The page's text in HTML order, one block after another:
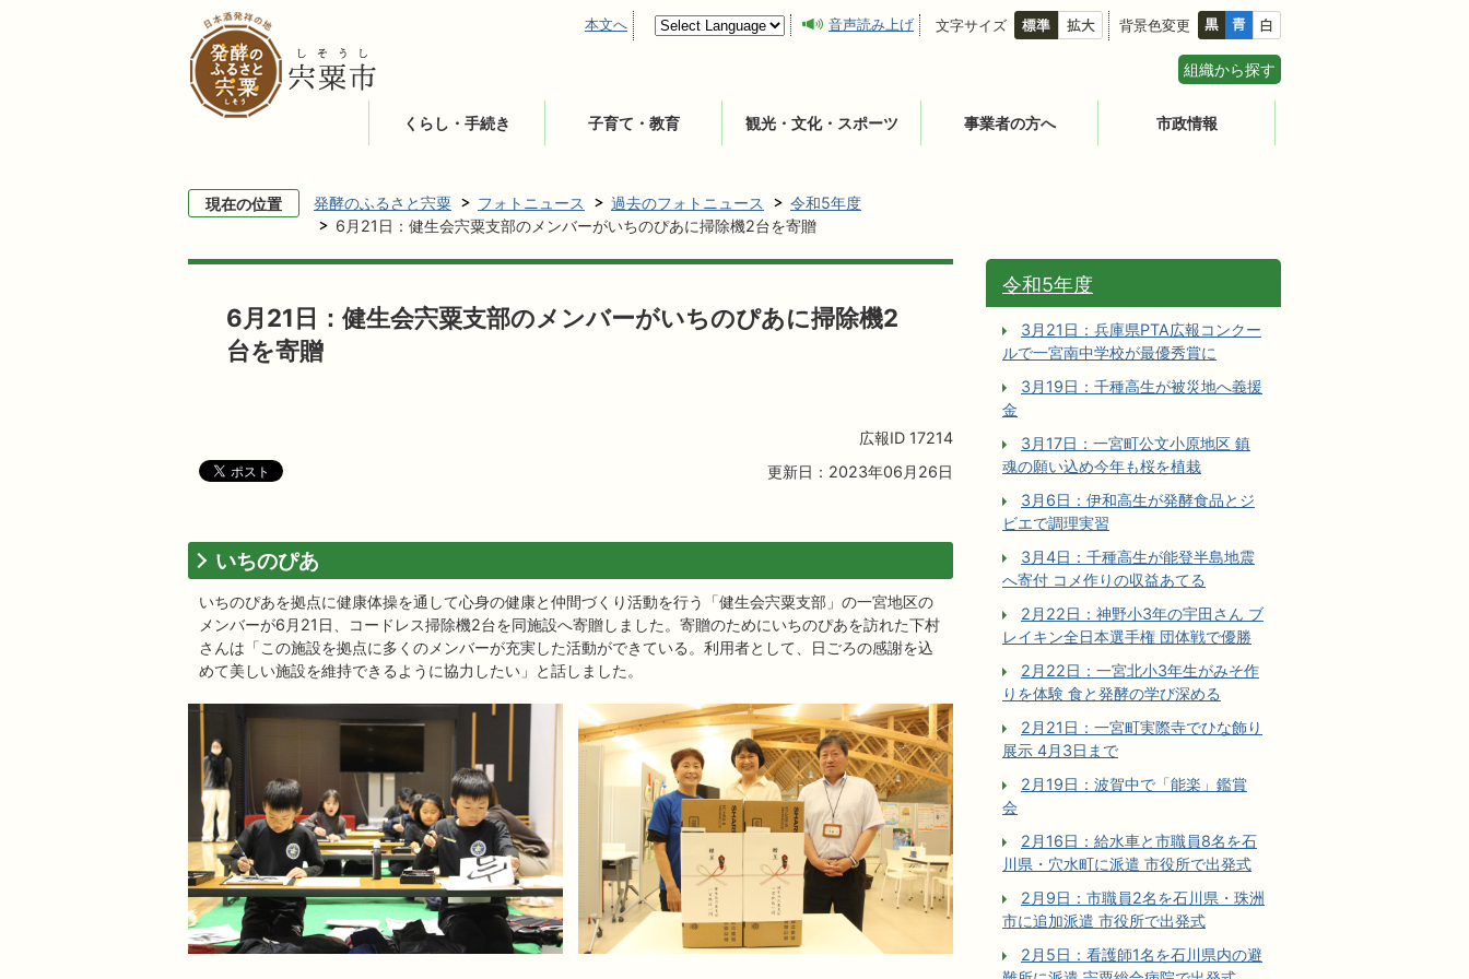
本文へ 音声読み上げ 文字サイズ 背景色変更
組織から探す
くらし・手続き 子育て・教育 観光・文化・スポーツ 事業者の方へ 市政情報
現在の位置 発酵のふるさと宍粟 フォトニュース 過去のフォトニュース
令和5年度
6月21日：健生会宍粟支部のメンバーがいちのぴあに掃除機2台を寄贈
6月21日：健生会宍粟支部のメンバーがいちのぴあに掃除機2
台を寄贈
広報ID 17214
更新日：2023年06月26日
いちのぴあ
いちのぴあを拠点に健康体操を通して心身の健康と仲間づくり活動を行う「健生会宍粟支部」の一宮地区の
メンバーが6月21日、コードレス掃除機2台を同施設へ寄贈しました。寄贈のためにいちのぴあを訪れた下村
さんは「この施設を拠点に多くのメンバーが充実した活動ができている。利用者として、日ごろの感謝を込
めて美しい施設を維持できるように協力したい」と話しました。
令和5年度
3月21日：兵庫県PTA広報コンクー
ルで一宮南中学校が最優秀賞に
3月19日：千種高生が被災地へ義援
金
3月17日：一宮町公文小原地区 鎮
魂の願い込め今年も桜を植栽
3月6日：伊和高生が発酵食品とジ
ビエで調理実習
3月4日：千種高生が能登半島地震
へ寄付 コメ作りの収益あてる
2月22日：神野小3年の宇田さん ブ
レイキン全日本選手権 団体戦で優勝
2月22日：一宮北小3年生がみそ作
りを体験 食と発酵の学び深める
2月21日：一宮町実際寺でひな飾り
展示 4月3日まで
2月19日：波賀中で「能楽」鑑賞
会
2月16日：給水車と市職員8名を石
川県・穴水町に派遣 市役所で出発式
2月9日：市職員2名を石川県・珠洲
市に追加派遣 市役所で出発式
2月5日：看護師1名を石川県内の避